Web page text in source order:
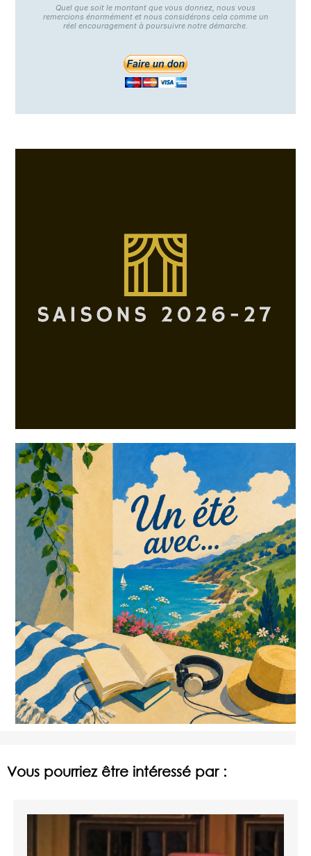
Quel que soit le montant que vous donnez, nous vous
remercions énormément et nous considérons cela comme un
réel encouragement à poursuivre notre démarche.
Vous pourriez être intéressé par :